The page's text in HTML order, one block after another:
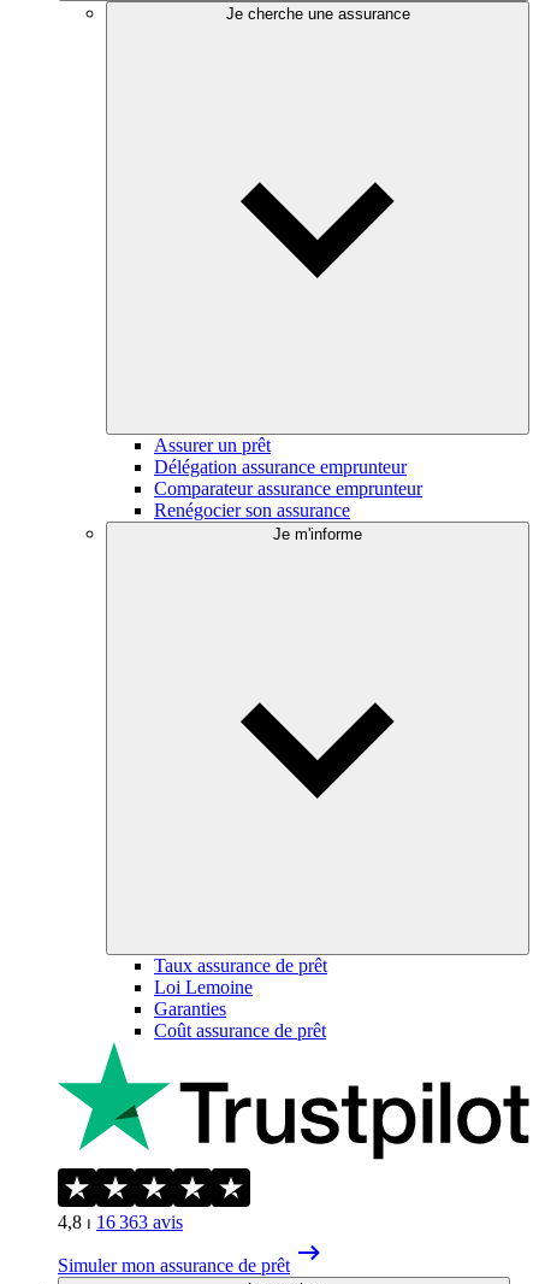
Je cherche une assurance
Assurer un prêt
Délégation assurance emprunteur
Comparateur assurance emprunteur
Renégocier son assurance
Je m'informe
Taux assurance de prêt
Loi Lemoine
Garanties
Coût assurance de prêt
4,8 ⏐ 16 363 avis
Simuler mon assurance de prêt